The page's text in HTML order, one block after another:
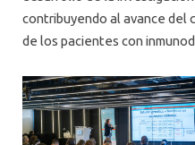
contribuyendo al avance del
de los pacientes con